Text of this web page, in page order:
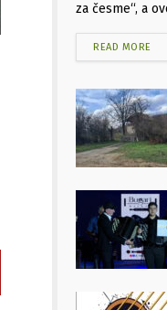
za česme“, a
READ MORE